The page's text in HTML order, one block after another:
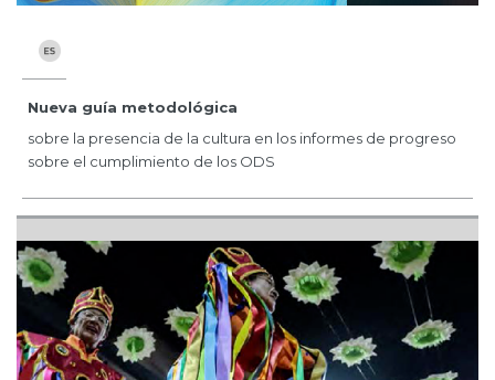
Nueva guía metodológica
sobre la presencia de la cultura en los informes de progreso
sobre el cumplimiento de los ODS